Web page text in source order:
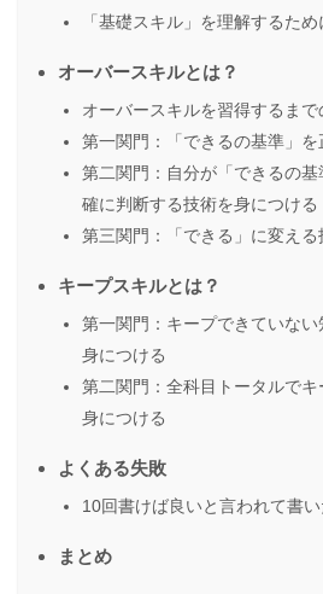
「基礎スキル」を理解するた
オーバースキルとは？
オーバースキルを習得するまで
第一関門：「できるの基準」を
第二関門：自分が「できるの
確に判断する技術を身につける
第三関門：「できる」に変える
キープスキルとは？
第一関門：キープできていな
身につける
第二関門：全科目トータルで
身につける
よくある失敗
10回書けば良いと言われて書
まとめ